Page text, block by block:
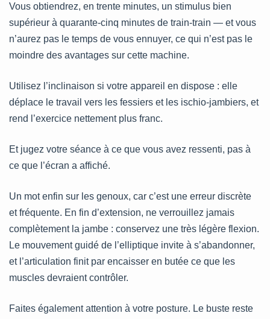
Vous obtiendrez, en trente minutes, un stimulus bien
supérieur à quarante-cinq minutes de train-train — et vous
n’aurez pas le temps de vous ennuyer, ce qui n’est pas le
moindre des avantages sur cette machine.
Utilisez l’inclinaison si votre appareil en dispose : elle
déplace le travail vers les fessiers et les ischio-jambiers, et
rend l’exercice nettement plus franc.
Et jugez votre séance à ce que vous avez ressenti, pas à
ce que l’écran a affiché.
Un mot enfin sur les genoux, car c’est une erreur discrète
et fréquente. En fin d’extension, ne verrouillez jamais
complètement la jambe : conservez une très légère flexion.
Le mouvement guidé de l’elliptique invite à s’abandonner,
et l’articulation finit par encaisser en butée ce que les
muscles devraient contrôler.
Faites également attention à votre posture. Le buste reste